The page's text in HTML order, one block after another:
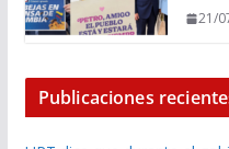
21/
Publicaciones